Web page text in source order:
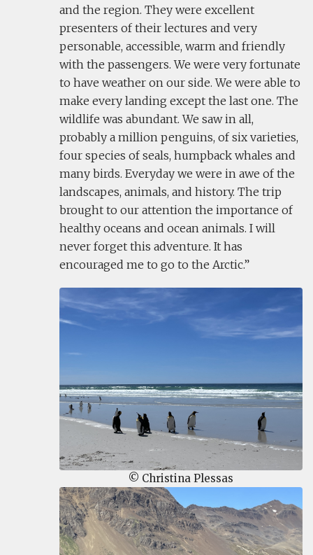
and the region. They were excellent
presenters of their lectures and very
personable, accessible, warm and friendly
with the passengers. We were very fortunate
to have weather on our side. We were able to
make every landing except the last one. The
wildlife was abundant. We saw in all,
probably a million penguins, of six varieties,
four species of seals, humpback whales and
many birds. Everyday we were in awe of the
landscapes, animals, and history. The trip
brought to our attention the importance of
healthy oceans and ocean animals. I will
never forget this adventure. It has
encouraged me to go to the Arctic.
© Christina Plessas